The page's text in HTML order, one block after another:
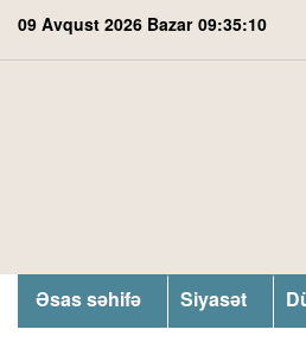
09 Avqust 2026 Bazar 09:35:11
Əsas səhifə Siyasət